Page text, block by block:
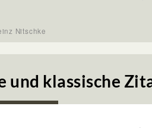
Nitschke